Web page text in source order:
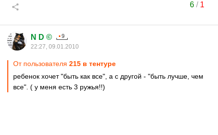
6/ 1
N D ©
22:27, 09.01.2010
От пользователя 215 в тентуре
ребенок хочет "быть как все", а с другой - "быть лучше, чем
все". ( у меня есть 3 ружья!!)